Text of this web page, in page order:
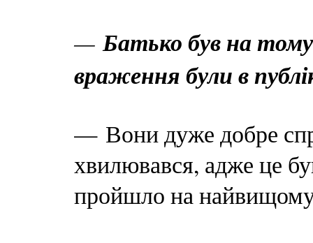
—Батько був на тому
враження були в
— Вони дуже добре
хвилювався, адже це
пройшло на найвищому